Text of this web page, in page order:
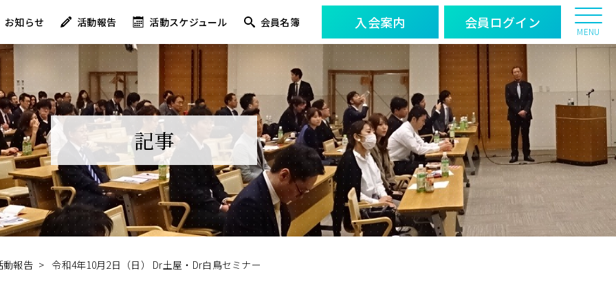
お知らせ 活動報告 活動スケジュール 会員名簿 入会案内 会員ログイン MENU
記事
動報告 > 令和4年10月2日（日） Dr土屋・Dr白鳥セミナー